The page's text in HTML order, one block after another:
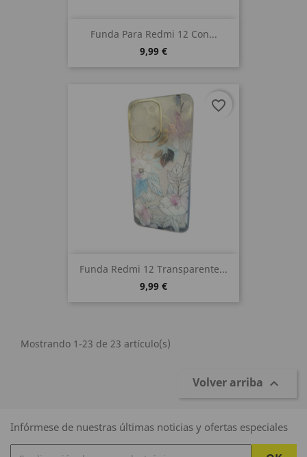
Funda Para Redmi 12 Con...
9,99 €
Funda Redmi 12 Transparente...
9,99 €
favorite_border
Mostrando 1-23 de 23 artículo(s)
Volver arriba 
Infórmese de nuestras últimas noticias y ofertas especiales